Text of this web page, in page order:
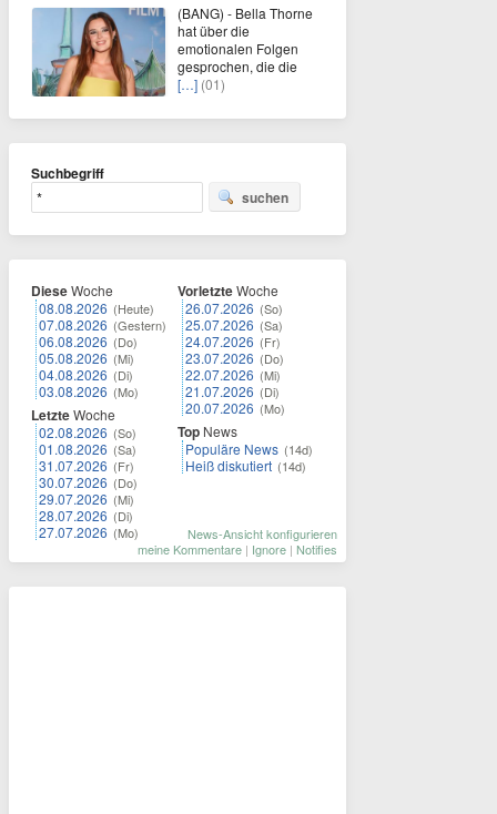
(BANG) - Bella Thorne
hat über die
emotionalen Folgen
gesprochen, die die
[…] (01)
Suchbegriff
suchen
DieseWoche
08.08.2026 (Heute)
07.08.2026 (Gestern)
06.08.2026 (Do)
05.08.2026 (Mi)
04.08.2026 (Di)
03.08.2026 (Mo)
LetzteWoche
02.08.2026 (So)
01.08.2026 (Sa)
31.07.2026 (Fr)
30.07.2026 (Do)
29.07.2026 (Mi)
28.07.2026 (Di)
27.07.2026 (Mo)
VorletzteWoche
26.07.2026 (So)
25.07.2026 (Sa)
24.07.2026 (Fr)
23.07.2026 (Do)
22.07.2026 (Mi)
21.07.2026 (Di)
20.07.2026 (Mo)
Top News
Populäre News (14d)
Heiß diskutiert (14d)
News-Ansicht konfigurieren
meine Kommentare | Ignore | Notifies